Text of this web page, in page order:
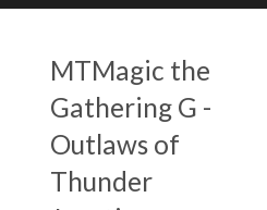
MTMagic the
Gathering G -
Outlaws of
Thunder